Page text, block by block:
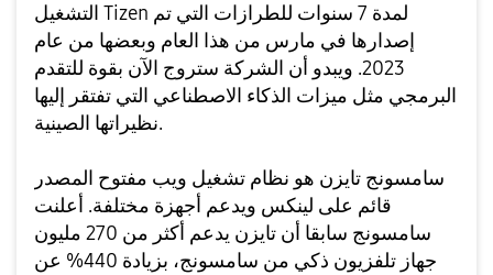
التشغيل Tizen لمدة 7 سنوات للطرازات التي تم
إصدارها في مارس من هذا العام وبعضها من عام
2023. ويبدو أن الشركة ستروج الآن بقوة للتقدم
البرمجي مثل ميزات الذكاء الاصطناعي التي تفتقر إليها
نظيراتها الصينية.
سامسونج تايزن هو نظام تشغيل ويب مفتوح المصدر
قائم على لينكس ويدعم أجهزة مختلفة. أعلنت
سامسونج سابقا أن تايزن يدعم أكثر من 270 مليون
جهاز تلفزيون ذكي من سامسونج، بزيادة 440% عن